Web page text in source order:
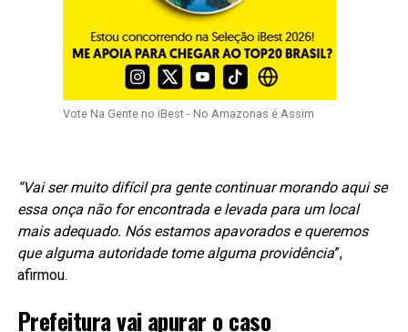
Vote Na Gente no iBest - No Amazonas é Assim
“Vai ser muito difícil pra gente continuar morando aqui se
essa onça não for encontrada e levada para um local
mais adequado. Nós estamos apavorados e queremos
que alguma autoridade tome alguma providência”,
afirmou.
Prefeitura vai apurar o caso